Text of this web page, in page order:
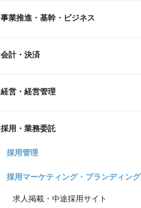
事業推進・基幹・ビジネス
会計・決済
経営・経営管理
採用・業務委託
採用管理
採用マーケティング・ブランディング
求人掲載・中途採用サイト